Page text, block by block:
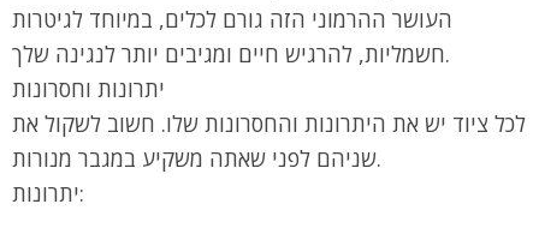
העושר ההרמוני הזה גורם לכלים, במיוחד לגיטרות
חשמליות, להרגיש חיים ומגיבים יותר לנגינה שלך.
יתרונות וחסרונות
לכל ציוד יש את היתרונות והחסרונות שלו. חשוב לשקול את
שניהם לפני שאתה משקיע במגבר מנורות.
יתרונות: